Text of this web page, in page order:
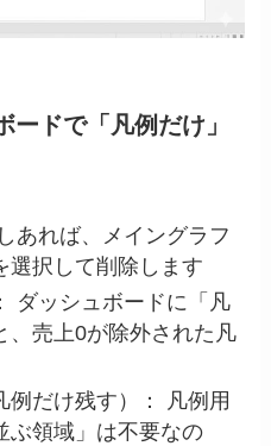
ードで「凡例だけ」
あれば、メイングラフ
選択して削除します
： ダッシュボードに「凡
、売上0が除外された凡
例だけ残す）： 凡例用
ぶ領域」は不要なの